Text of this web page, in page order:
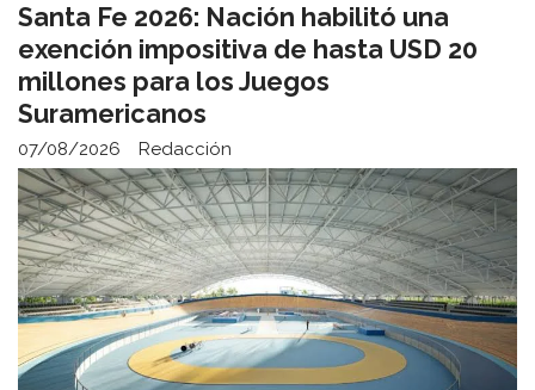
Santa Fe 2026: Nación habilitó una
exención impositiva de hasta USD 20
millones para los Juegos
Suramericanos
Redacción
07/08/2026